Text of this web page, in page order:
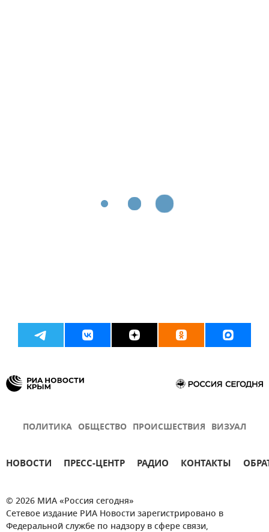
ПОЛИТИКА ОБЩЕСТВО ПРОИСШЕСТВИЯ ВИЗУАЛ
НОВОСТИ ПРЕСС-ЦЕНТР РАДИО КОНТАКТЫ
© 2026 МИА «Россия сегодня»
Сетевое издание РИА Новости зарегистрировано в
Федеральной службе по надзору в сфере связи,